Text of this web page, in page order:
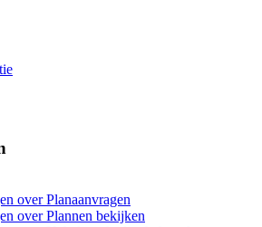
over Planaanvragen
over Plannen bekijken